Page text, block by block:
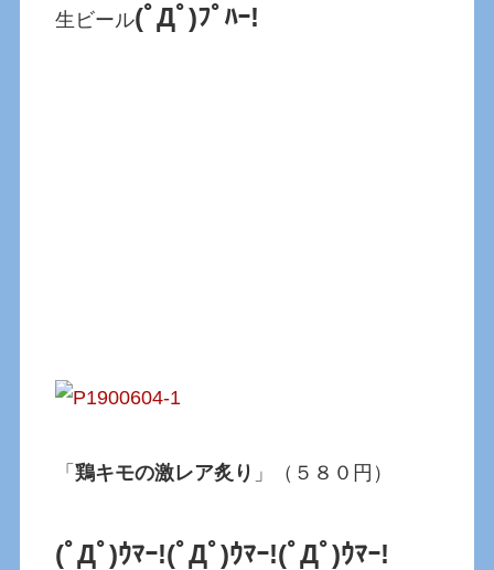
生ビール(ﾟДﾟ)ﾌﾟﾊｰ!
「鶏キモの激レア炙り 」（５８０円）
(ﾟДﾟ)ｳﾏｰ!(ﾟДﾟ)ｳﾏｰ!(ﾟДﾟ)ｳﾏｰ!